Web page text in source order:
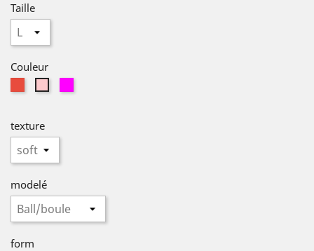
Taille
Couleur
texture
modelé
form